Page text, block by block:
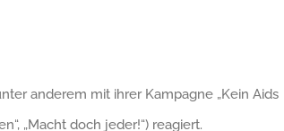
anderem mit ihrer Kampagne „Kein Aids
„Macht doch jeder!“) reagiert.